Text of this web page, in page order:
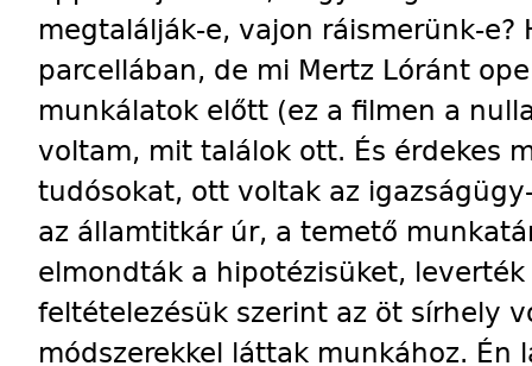
megtalálják-e, vajon ráismerünk-
parcellában, de mi Mertz Lóránt
munkálatok előtt (ez a filmen a
voltam, mit találok ott. És érdekes
tudósokat, ott voltak az
az államtitkár úr, a temető
elmondták a hipotézisüket,
feltételezésük szerint az öt sírhely
módszerekkel láttak munkához. Én